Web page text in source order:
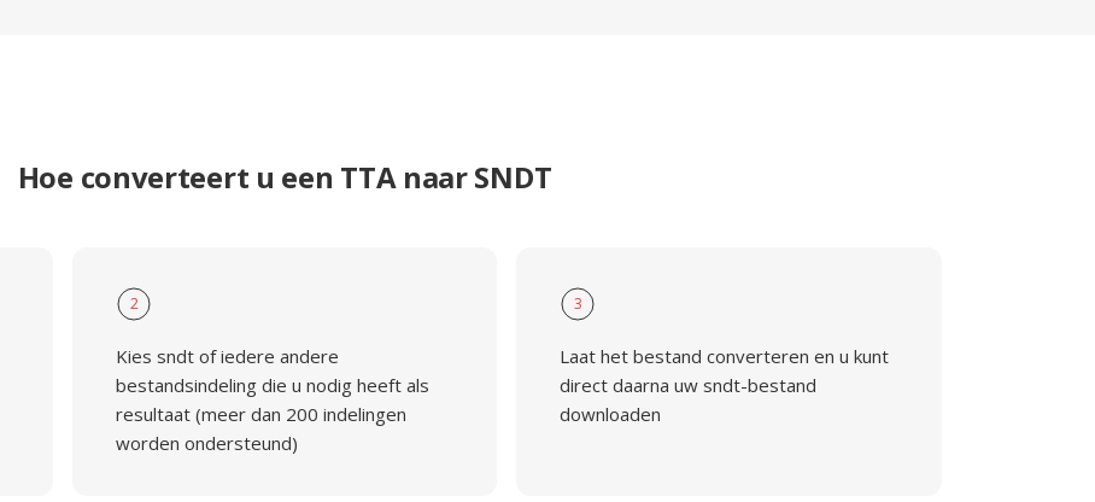
Hoe converteert u een TTA naar SNDT
2
Kies sndt of iedere andere
bestandsindeling die u nodig heeft als
resultaat (meer dan 200 indelingen
worden ondersteund)
3
Laat het bestand converteren en u kunt
direct daarna uw sndt-bestand
downloaden